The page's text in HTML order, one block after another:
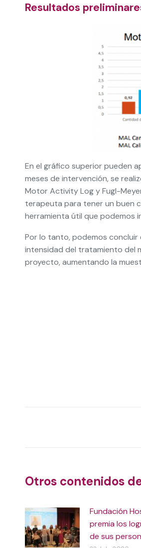
Resultados
En el gráfico superior pueden
meses de intervención, se
Motor Activity Log y Fugl-
terapeuta para tener un buen
herramienta útil que podemos
Por lo tanto, podemos concluir
intensidad del tratamiento del
proyecto, aumentando la
Otros contenidos
Fundación
premia los
de sus